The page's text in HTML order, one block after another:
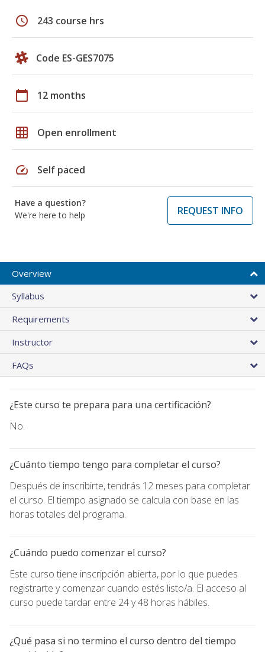
schedule 243 course hrs
Code ES-GES7075
calendar_today 12 months
grid_on Open enrollment
speed Self paced
Have a question?
We're here to help
REQUEST INFO
Overview
Syllabus
Requirements
Instructor
FAQs
¿Este curso te prepara para una certificación?
No.
¿Cuánto tiempo tengo para completar el curso?
Después de inscribirte, tendrás 12 meses para completar
el curso. El tiempo asignado se calcula con base en las
horas totales del programa.
¿Cuándo puedo comenzar el curso?
Este curso tiene inscripción abierta, por lo que puedes
registrarte y comenzar cuando estés listo/a. El acceso al
curso puede tardar entre 24 y 48 horas hábiles.
¿Qué pasa si no termino el curso dentro del tiempo